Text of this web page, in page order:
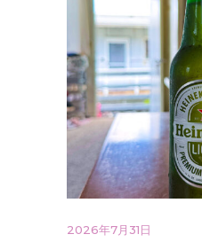
2026年7月31日